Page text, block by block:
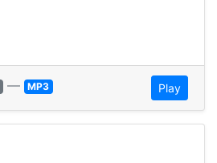
— MP3 Play